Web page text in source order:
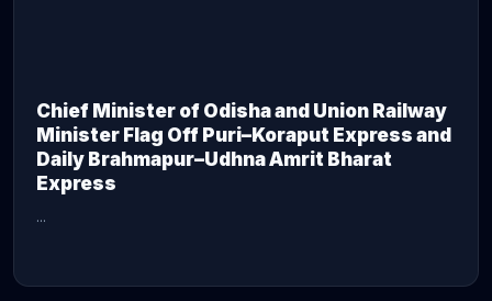
Chief Minister of Odisha and Union Railway
Minister Flag Off Puri–Koraput Express and
Daily Brahmapur–Udhna Amrit Bharat
Express
...